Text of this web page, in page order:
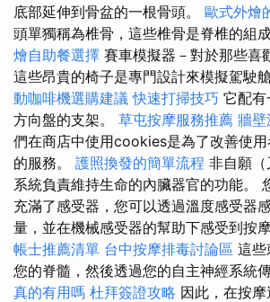
底部延伸到骨盆的一根骨頭。 歐式外燴
頭單獨稱為椎骨，這些椎骨是脊椎的組
燴自助餐選擇 賽車模擬器－對於那些喜
這些昂貴的椅子是專門設計來模擬駕駛
動咖啡機選購建議 快速打掃技巧 它配
方向盤的支架。 草屯按摩服務推薦 牆壁
們在商店中使用cookies是為了改善使
的服務。 護照換發的簡單流程 非自願
系統負責維持生命的內臟器官的功能。
充滿了感受器，您可以透過溫度感受器
量，並在機械感受器的幫助下感受到按
帳士推薦清單 台中按摩排毒討論區 這些
您的脊髓，然後透過您的自主神經系統
真的有用嗎 杜拜簽證攻略 因此，在按